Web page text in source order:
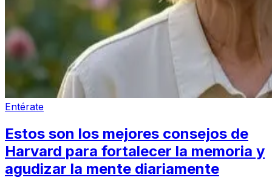
Entérate
Estos son los mejores consejos de
Harvard para fortalecer la memoria y
agudizar la mente diariamente